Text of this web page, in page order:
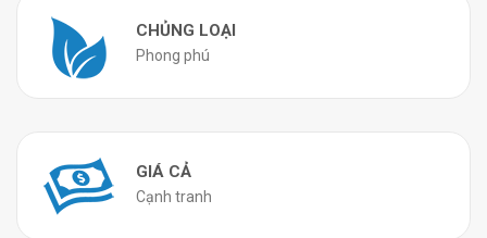
CHỦNG LOẠI
Phong phú
GIÁ CẢ
Cạnh tranh